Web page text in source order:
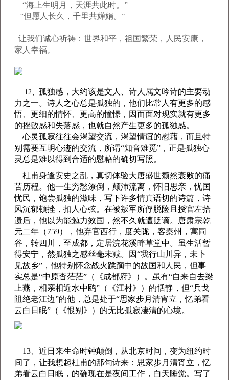
“海上生明月，天涯共此时。”
“但愿人长久，千里共婵娟。 ”
让我们诚心祈祷：世界和平，祖国繁荣，人民安康，
家人幸福。
12、 孤独感，大约该是文人、诗人属文吟诗的主要动
力之一。诗人之心总是孤独的，他们比常人有更多的感
悟、更细的情怀、更高的憧憬，因而面对现实就有更多
的挫败感和失落感，也就自然产生更多的孤独感。
心灵孤寂往往会渴望交流，渴望情谊的慰藉，而且特
别需要互明心迹的交流，所谓“知音难觅”，正是孤独心
灵总是难以得到合适的慰藉的确切写照。
杜甫身逢安史之乱，真切体验大唐盛世颓然衰败的痛
苦历程。他一生穷愁潦倒，颠沛流离，怀旧思亲，忧国
忧民，饱尝孤独的滋味，写下许多情真语切的诗篇，诗
风沉郁顿挫，扣人心弦。在被叛军所俘脱险且授官左拾
遗后，他以为能勉力效国，然不久就遭贬谪。唐肃宗乾
元二年（759），他弃官西行，度关陇，客秦州，寓同
谷，转四川，至成都，定居浣花溪畔草堂中。虽生活暂
得安宁，然孤独之感丝毫未减。因“我行山川异，未卜
见故乡”，他特别怀念战火蹂躏中的故国和人民，但事
实总是“中原杳茫茫”（《成都府》）。虽有“自来自去梁
上燕，相亲相近水中鸥”（《江村》）的恬静，但“兵戈
阻绝老江边”的他，总是处于“思家步月清宵立，忆弟看
云白日眠”（《恨别》）的无比孤寂凄清的心境。
13、近日来生命时钟颠倒，从北京时间，变为纽约时
间了，让我想起杜甫的那句诗来：思家步月清宵立，忆
弟看云白日眠，的确现在是夜间工作，白天睡觉。写了